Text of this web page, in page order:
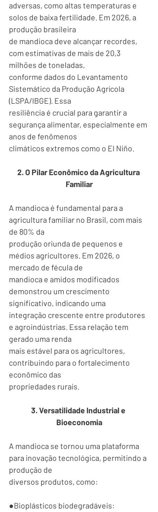
adversas, como altas temperaturas e
solos de baixa fertilidade. Em 2026, a
produção brasileira
de mandioca deve alcançar recordes,
com estimativas de mais de 20,3
milhões de toneladas,
conforme dados do Levantamento
Sistemático da Produção Agrícola
(LSPA/IBGE). Essa
resiliência é crucial para garantir a
segurança alimentar, especialmente em
anos de fenômenos
climáticos extremos como o El Niño.
2. O Pilar Econômico da Agricultura
Familiar
A mandioca é fundamental para a
agricultura familiar no Brasil, com mais
de 80% da
produção oriunda de pequenos e
médios agricultores. Em 2026, o
mercado de fécula de
mandioca e amidos modificados
demonstrou um crescimento
significativo, indicando uma
integração crescente entre produtores
e agroindústrias. Essa relação tem
gerado uma renda
mais estável para os agricultores,
contribuindo para o fortalecimento
econômico das
propriedades rurais.
3. Versatilidade Industrial e
Bioeconomia
A mandioca se tornou uma plataforma
para inovação tecnológica, permitindo a
produção de
diversos produtos, como:
●Bioplásticos biodegradáveis: